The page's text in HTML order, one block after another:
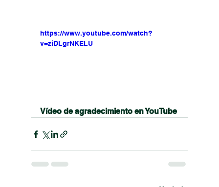
https://www.youtube.com/watch?
v=ziDLgrNKELU
Vídeo de agradecimiento en YouTube